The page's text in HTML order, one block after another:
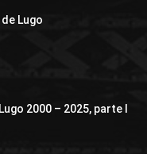
Lugo
2000 – 2025, parte I